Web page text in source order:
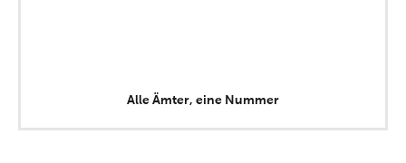
Alle Ämter, eine Nummer